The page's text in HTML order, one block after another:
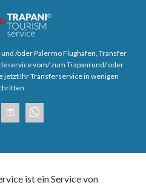
/oder Palermo Flughafen, Transfer
vom/ zum Trapani und/ oder
jetzt Ihr Transferservice in wenigen
ist ein Service von